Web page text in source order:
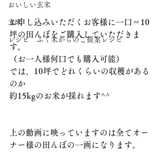
おいしい玄米
玄米
レシピ ふく米からのご提案レシピ
お申し込みいただくお客様に一口＝10
坪の田んぼをご購入していただきま
す。
（お一人様何口でも購入可能）
では、10坪でどれくらいの収穫がある
のか
約15kgのお米が採れます^^
上の動画に映っていますのは全てオー
ナー様の田んぼの一画になります。